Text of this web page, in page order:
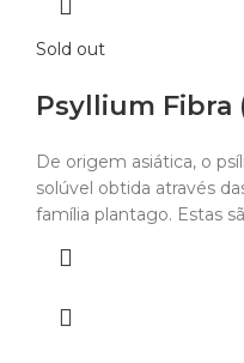
Sold out
Psyllium Fibra
De origem asiática, o
solúvel obtida através
família plantago. Estas